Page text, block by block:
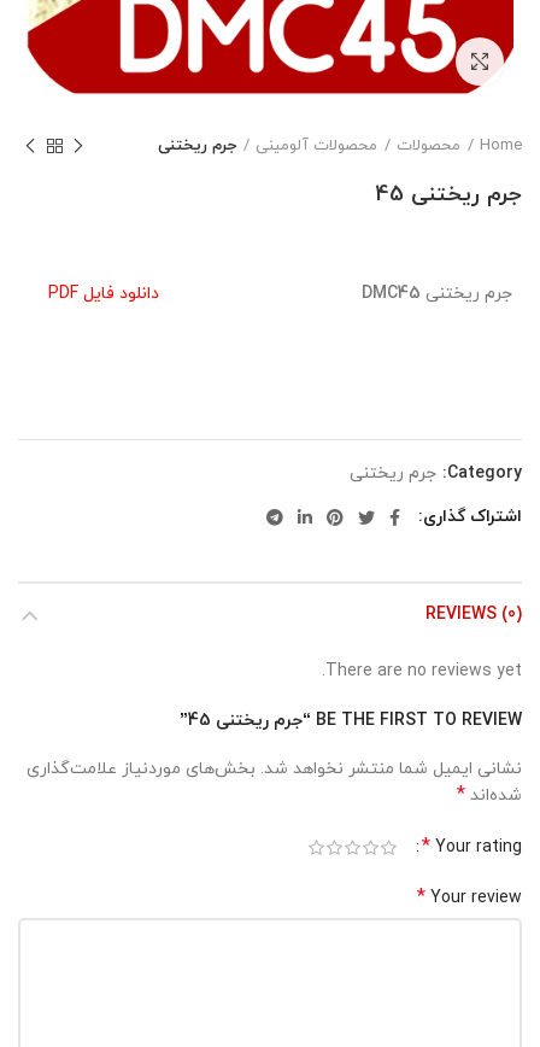
بزرگنمایی تصویر
Home محصولات محصولات آلومینی جرم ریختنی
جرم ریختنی 45
جرم ریختنی DMC45 دانلود فایل PDF
Category: جرم ریختنی
اشتراک گذاری
REVIEWS (0)
There are no reviews yet.
BE THE FIRST TO REVIEW “جرم ریختنی 45”
نشانی ایمیل شما منتشر نخواهد شد. بخش‌های موردنیاز علامت‌گذاری
شده‌اند *
Your rating
*
Your review
*